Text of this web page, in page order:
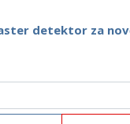
detektor za